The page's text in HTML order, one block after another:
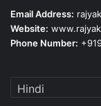
Email Address:
Website:
Phone Number: